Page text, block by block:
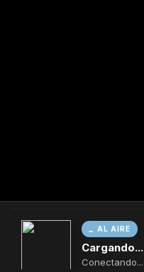
AL AIRE
Cargando...
Conectando...